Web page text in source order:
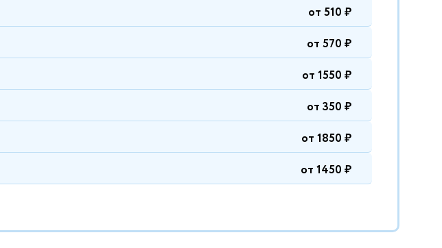
от 510 ₽
от 570 ₽
от 1550 ₽
от 350 ₽
от 1850 ₽
от 1450 ₽